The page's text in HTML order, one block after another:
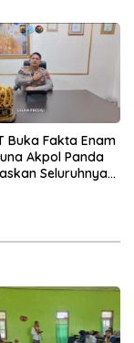
Buka Fakta Enam
Akpol Panda
Seluruhnya